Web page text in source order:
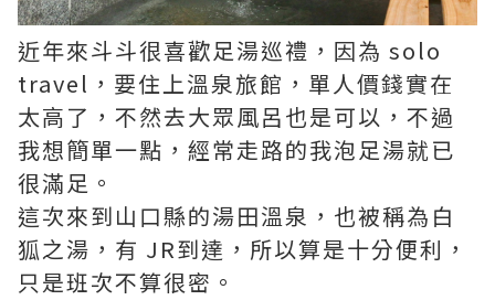
近年來斗斗很喜歡足湯巡禮，因為 solo
travel，要住上溫泉旅館，單人價錢實在
太高了，不然去大眾風呂也是可以，不過
我想簡單一點，經常走路的我泡足湯就已
很滿足。
這次來到山口縣的湯田溫泉，也被稱為白
狐之湯，有 JR到達，所以算是十分便利，
只是班次不算很密。